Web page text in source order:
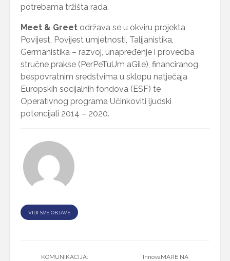
potrebama tržišta rada.
Meet & Greet održava se u okviru projekta
Povijest, Povijest umjetnosti, Talijanistika,
Germanistika – razvoj, unapređenje i provedba
stručne prakse (PerPeTuUm aGile), financiranog
bespovratnim sredstvima u sklopu natječaja
Europskih socijalnih fondova (ESF) te
Operativnog programa Učinkoviti ljudski
potencijali 2014 – 2020.
VIDI SVE OBJAVE
KOMUNIKACIJA:
InnovaMARE NA